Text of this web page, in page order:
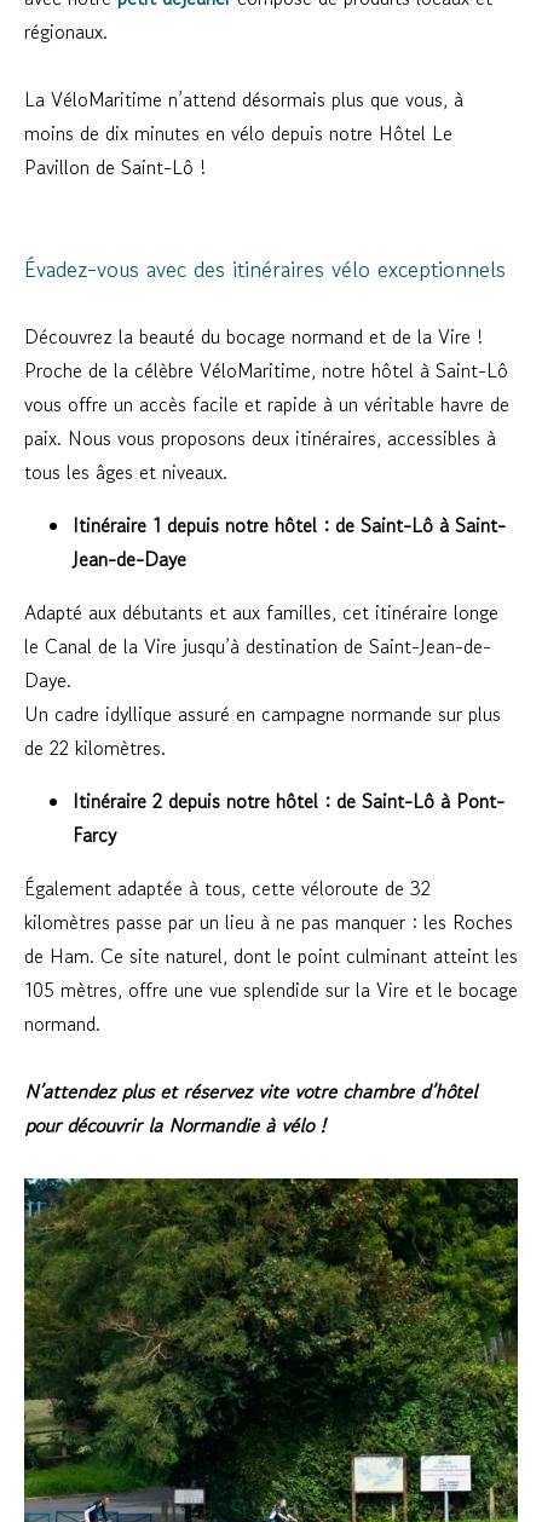
régionaux.
La VéloMaritime n’attend désormais plus que vous, à
moins de dix minutes en vélo depuis notre Hôtel Le
Pavillon de Saint-Lô !
Évadez-vous avec des itinéraires vélo exceptionnels
Découvrez la beauté du bocage normand et de la Vire !
Proche de la célèbre VéloMaritime, notre hôtel à Saint-Lô
vous offre un accès facile et rapide à un véritable havre de
paix. Nous vous proposons deux itinéraires, accessibles à
tous les âges et niveaux.
Itinéraire 1 depuis notre hôtel : de Saint-Lô à Saint-
Jean-de-Daye
Adapté aux débutants et aux familles, cet itinéraire longe
le Canal de la Vire jusqu’à destination de Saint-Jean-de-
Daye.
Un cadre idyllique assuré en campagne normande sur plus
de 22 kilomètres.
Itinéraire 2 depuis notre hôtel : de Saint-Lô à Pont-
Farcy
Également adaptée à tous, cette véloroute de 32
kilomètres passe par un lieu à ne pas manquer : les Roches
de Ham. Ce site naturel, dont le point culminant atteint les
105 mètres, offre une vue splendide sur la Vire et le bocage
normand.
N’attendez plus et réservez vite votre chambre d’hôtel
pour découvrir la Normandie à vélo !